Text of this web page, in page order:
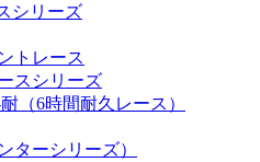
シリーズ
トレース
スシリーズ
（6時間耐久レース）
ターシリーズ）